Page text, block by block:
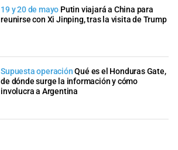
19 y 20 de mayo Putin viajará a China para
reunirse con Xi Jinping, tras la visita de Trump
Supuesta operación Qué es el Honduras Gate,
de dónde surge la información y cómo
involucra a Argentina